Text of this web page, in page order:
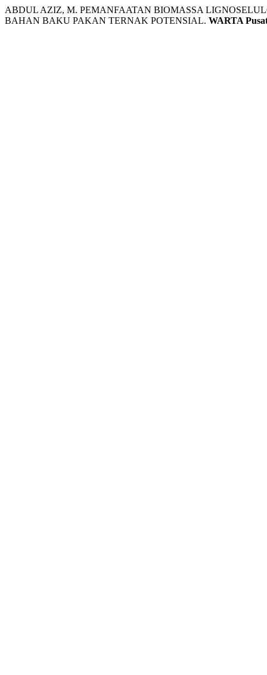
ABDUL AZIZ, M. PEMANFAATAN BIOMASSA
BAHAN BAKU PAKAN TERNAK POTENSIAL. WARTA